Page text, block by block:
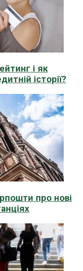
і як
історії?
про нові